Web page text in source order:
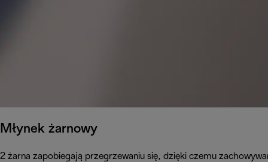
Młynek żarnowy
2 żarna zapobiegają przegrzewaniu się, dzięki czemu